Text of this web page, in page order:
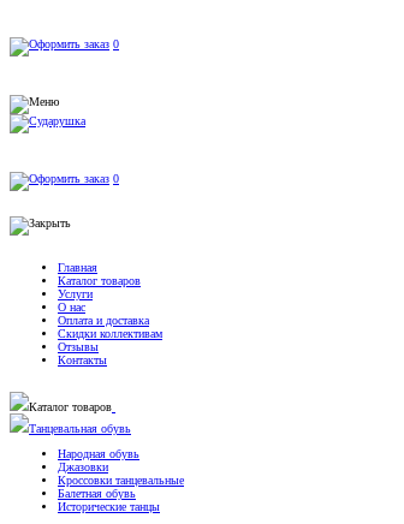
0
0
Главная
Каталог товаров
Услуги
О нас
Оплата и доставка
Скидки коллективам
Отзывы
Контакты
Каталог товаров
Танцевальная обувь
Народная обувь
Джазовки
Кроссовки танцевальные
Балетная обувь
Исторические танцы